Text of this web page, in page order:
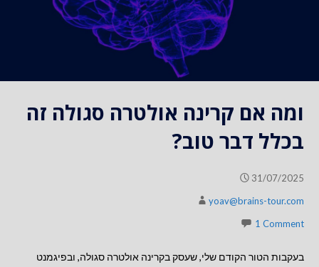
ומה אם קרינה אולטרה סגולה זה
בכלל דבר טוב?
31/07/2025
yoav@brains-tour.com
1 Comment
בעקבות הטור הקודם שלי, שעסק בקרינה אולטרה סגולה, ובפיגמנט